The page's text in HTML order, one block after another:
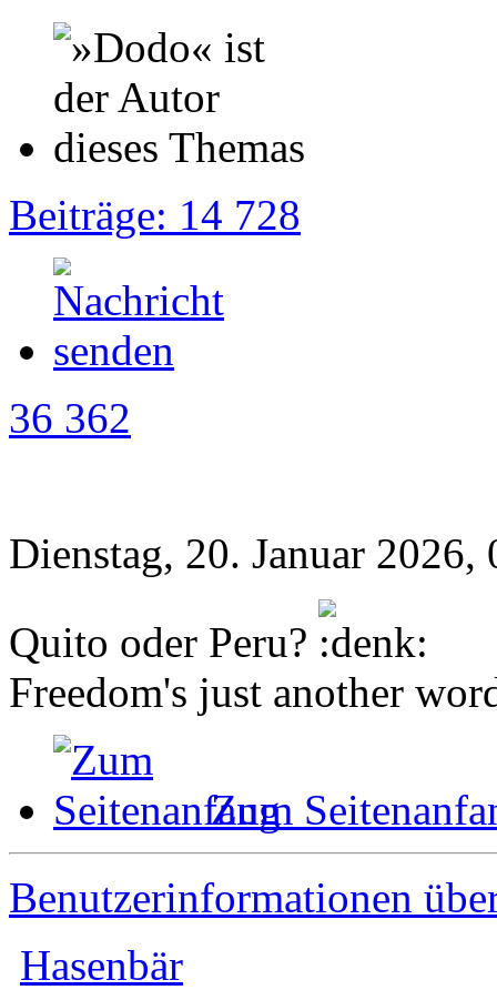
Beiträge: 14 728
36 362
Dienstag, 20. Januar 2026,
Quito oder Peru?
Freedom's just another
Zum
Benutzerinformationen
Hasenbär